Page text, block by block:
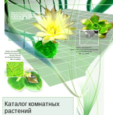
Каталог комнатных
растений